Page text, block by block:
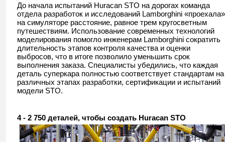
До начала испытаний Huracan STO на дорогах команда
отдела разработок и исследований Lamborghini «проехала»
на симуляторе расстояние, равное трем кругосветным
путешествиям. Использование современных технологий
моделирования помогло инженерам Lamborghini сократить
длительность этапов контроля качества и оценки
выбросов, что в итоге позволило уменьшить срок
выполнения заказа. Специалисты убедились, что каждая
деталь суперкара полностью соответствует стандартам на
различных этапах разработки, сертификации и испытаний
модели STO.
4 - 2 750 деталей, чтобы создать Huracan STO